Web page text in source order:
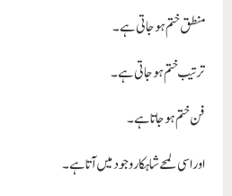
منطق ختم ہو جاتی ہے۔
ترتیب ختم ہو جاتی ہے۔
فن ختم ہو جاتا ہے۔
اور اسی لمحے شاہکار وجود میں آتا ہے۔